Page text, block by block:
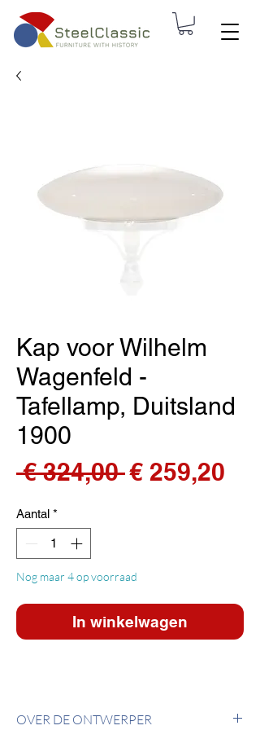
Kap voor Wilhelm
Wagenfeld -
Tafellamp, Duitsland
1900
€ 324,00 Normale
€ 259,20
Aantal *
Nog maar 4 op voorraad
In winkelwagen
OVER DE ONTWERPER